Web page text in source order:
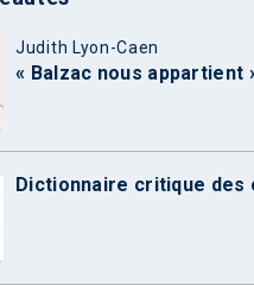
Judith Lyon-Caen
« Balzac nous appartient
Dictionnaire critique des